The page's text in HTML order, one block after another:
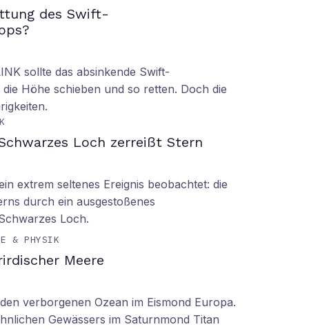
des Swift-
sollte das absinkende Swift-
Höhe schieben und so retten. Doch die
Loch zerreißt Stern
extrem seltenes Ereignis beobachtet: die
durch ein ausgestoßenes
Loch.
& PHYSIK
Meere
verborgenen Ozean im Eismond Europa.
Gewässers im Saturnmond Titan